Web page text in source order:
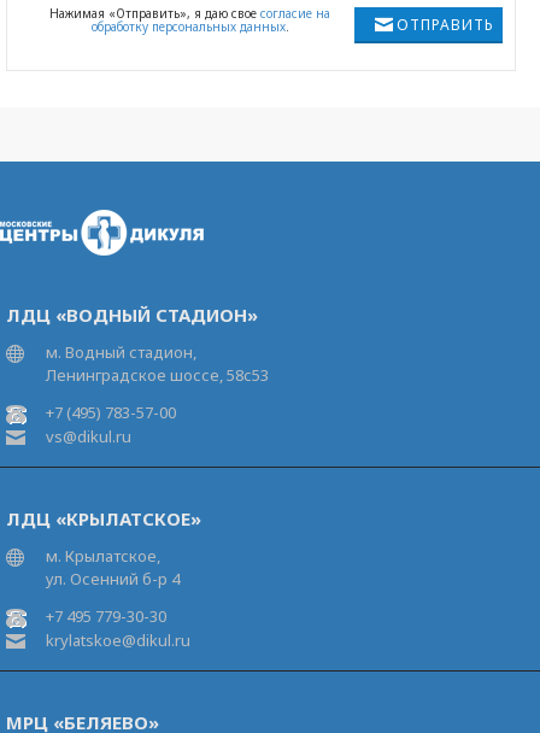
ОТПРАВИТЬ
Нажимая «Отправить», я даю свое согласие на
обработку персональных данных.
ЛДЦ «ВОДНЫЙ СТАДИОН»
м. Водный стадион,
Ленинградское шоссе, 58с53
+7 (495) 783-57-00
vs@dikul.ru
ЛДЦ «КРЫЛАТСКОЕ»
м. Крылатское,
ул. Осенний б-р 4
+7 495 779-30-30
krylatskoe@dikul.ru
МРЦ «БЕЛЯЕВО»